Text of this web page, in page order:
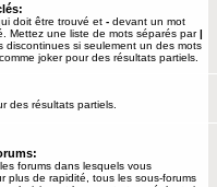
doit être trouvé et - devant un mot
Mettez une liste de mots séparés par|
discontinues si seulement un des mots
joker pour des résultats partiels.
des résultats partiels.
forums dans lesquels vous
plus de rapidité, tous les sous-forums